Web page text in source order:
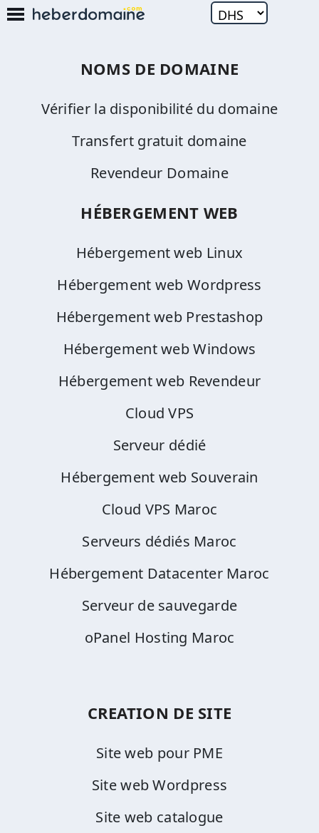
NOMS DE DOMAINE
Vérifier la disponibilité du domaine
Transfert gratuit domaine
Revendeur Domaine
HÉBERGEMENT WEB
Hébergement web Linux
Hébergement web Wordpress
Hébergement web Prestashop
Hébergement web Windows
Hébergement web Revendeur
Cloud VPS
Serveur dédié
Hébergement web Souverain
Cloud VPS Maroc
Serveurs dédiés Maroc
Hébergement Datacenter Maroc
Serveur de sauvegarde
oPanel Hosting Maroc
CREATION DE SITE
Site web pour PME
Site web Wordpress
Site web catalogue